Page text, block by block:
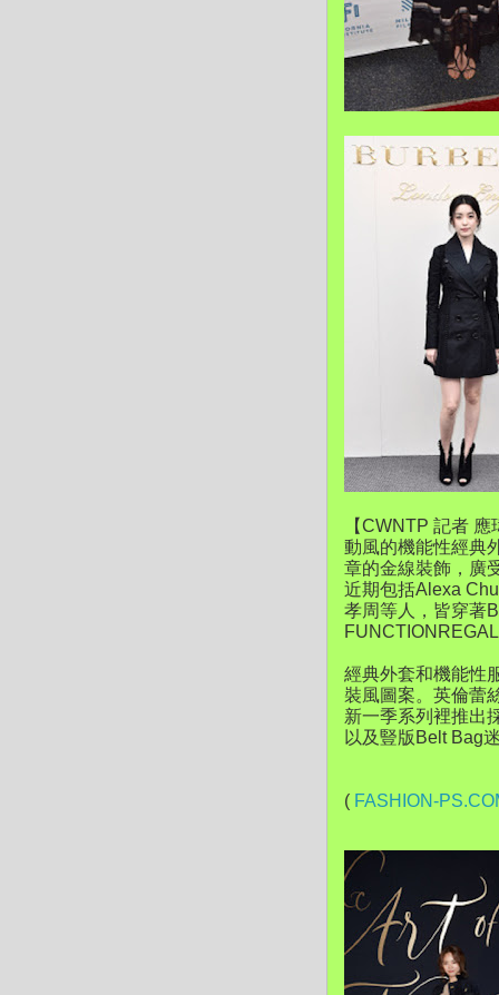
【CWNTP 記者
動風的機能性經典
章的金線裝飾，廣
近期包括Alexa
孝周等人，皆穿著
經典外套和機能性
裝風圖案。英倫蕾
新一季系列裡推出
以及豎版Belt Bag
( FASHION-